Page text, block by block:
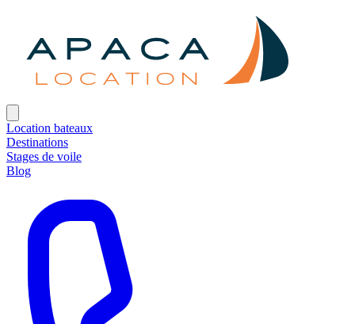
Location bateaux
Destinations
Stages de voile
Blog